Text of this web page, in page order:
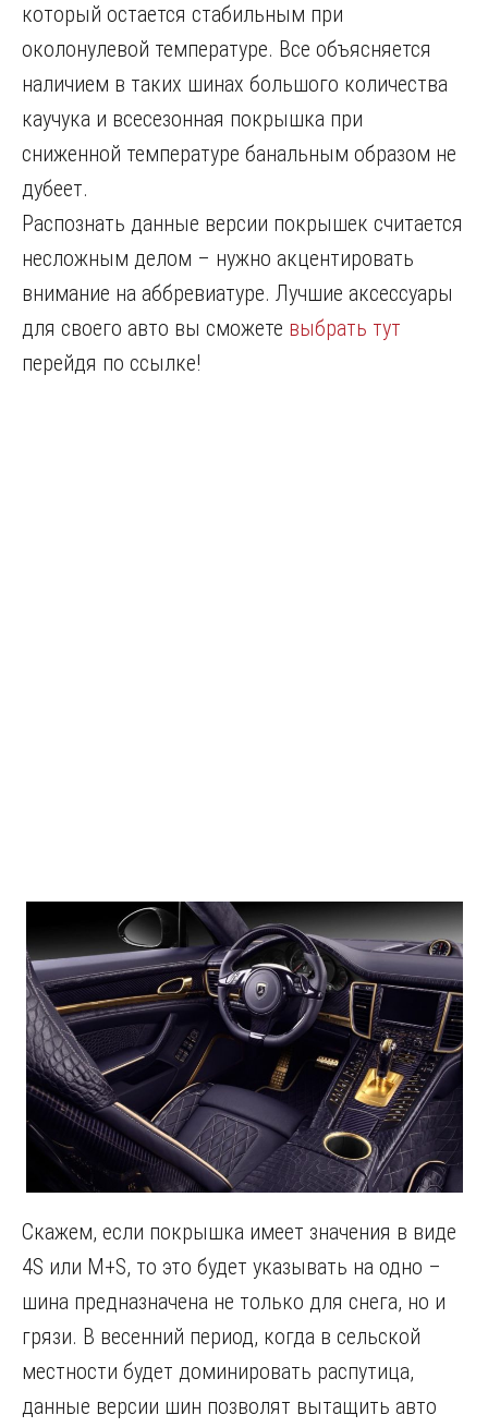
который остается стабильным при
околонулевой температуре. Все объясняется
наличием в таких шинах большого количества
каучука и всесезонная покрышка при
сниженной температуре банальным образом не
дубеет.
Распознать данные версии покрышек считается
несложным делом – нужно акцентировать
внимание на аббревиатуре. Лучшие аксессуары
для своего авто вы сможете выбрать тут
перейдя по ссылке!
Скажем, если покрышка имеет значения в виде
4S или M+S, то это будет указывать на одно –
шина предназначена не только для снега, но и
грязи. В весенний период, когда в сельской
местности будет доминировать распутица,
данные версии шин позволят вытащить авто